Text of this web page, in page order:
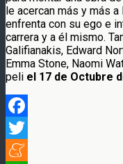
le acercan más y más
enfrenta con su ego e
carrera y a él mismo.
Galifianakis, Edward
Emma Stone, Naomi
peli el 17 de Octubre
Facebook
Twitter